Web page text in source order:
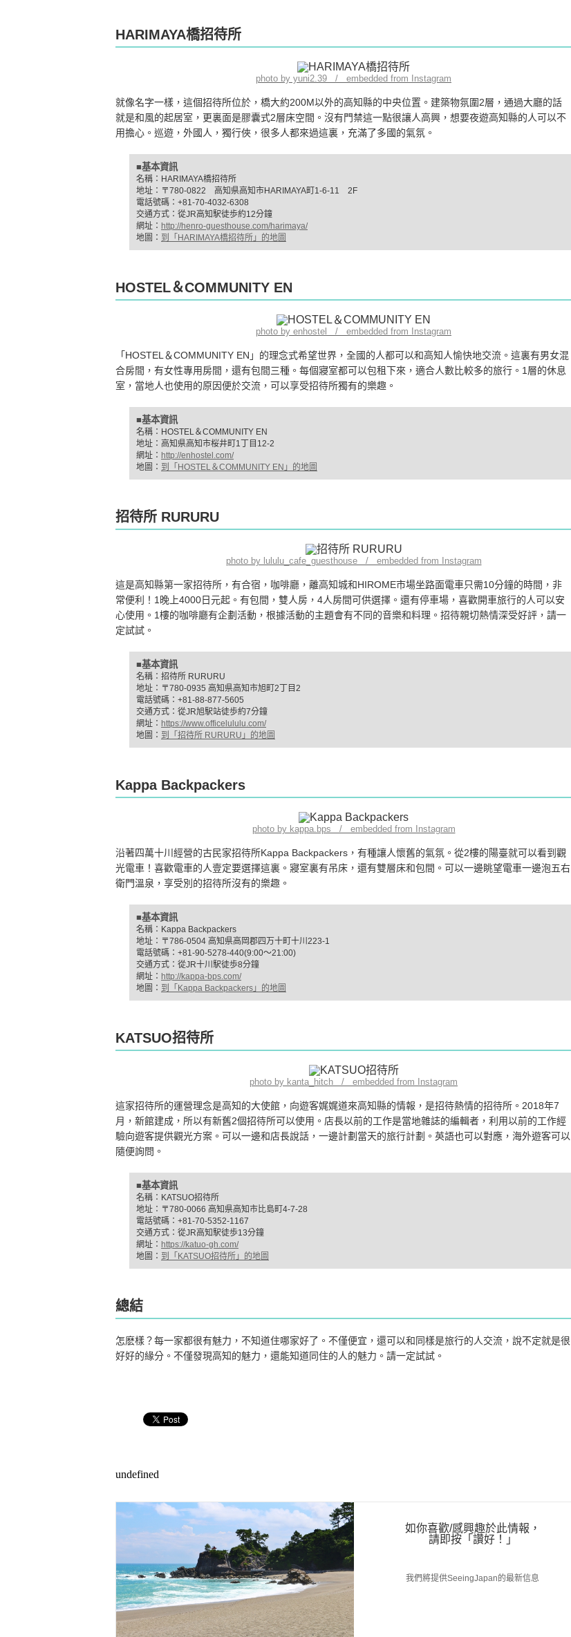
HARIMAYA橋招待所
photo by yuni2.39 / embedded from Instagram
就像名字一樣，這個招待所位於，橋大約200M以外的高知縣的中央位置。建築物氛圍2層，通過大廳的話
就是和風的起居室，更裏面是膠囊式2層床空間。沒有門禁這一點很讓人高興，想要夜遊高知縣的人可以不
用擔心。巡遊，外國人，獨行俠，很多人都來過這裏，充滿了多國的氣氛。
■基本資訊
名稱：HARIMAYA橋招待所
地址：〒780-0822 高知県高知市HARIMAYA町1-6-11 2F
電話號碼：+81-70-4032-6308
交通方式：從JR高知駅徒歩約12分鐘
網址： http://henro-guesthouse.com/harimaya/
地圖： 到「HARIMAYA橋招待所」的地圖
HOSTEL＆COMMUNITY EN
photo by enhostel / embedded from Instagram
「HOSTEL＆COMMUNITY EN」的理念式希望世界，全國的人都可以和高知人愉快地交流。這裏有男女混
合房間，有女性專用房間，還有包間三種。每個寢室都可以包租下來，適合人數比較多的旅行。1層的休息
室，當地人也使用的原因便於交流，可以享受招待所獨有的樂趣。
■基本資訊
名稱：HOSTEL＆COMMUNITY EN
地址：高知県高知市桜井町1丁目12-2
網址： http://enhostel.com/
地圖： 到「HOSTEL＆COMMUNITY EN」的地圖
招待所 RURURU
photo by lululu_cafe_guesthouse / embedded from Instagram
這是高知縣第一家招待所，有合宿，咖啡廳，離高知城和HIROME市場坐路面電車只需10分鐘的時間，非
常便利！1晚上4000日元起。有包間，雙人房，4人房間可供選擇。還有停車場，喜歡開車旅行的人可以安
心使用。1樓的咖啡廳有企劃活動，根據活動的主題會有不同的音樂和料理。招待親切熱情深受好評，請一
定試試。
■基本資訊
名稱：招待所 RURURU
地址：〒780-0935 高知県高知市旭町2丁目2
電話號碼：+81-88-877-5605
交通方式：從JR旭駅站徒歩約7分鐘
網址： https://www.officelululu.com/
地圖： 到「招待所 RURURU」的地圖
Kappa Backpackers
photo by kappa.bps / embedded from Instagram
沿著四萬十川經營的古民家招待所Kappa Backpackers，有種讓人懷舊的氣氛。從2樓的陽臺就可以看到觀
光電車！喜歡電車的人壹定要選擇這裏。寢室裏有吊床，還有雙層床和包間。可以一邊眺望電車一邊泡五右
衛門溫泉，享受別的招待所沒有的樂趣。
■基本資訊
名稱：Kappa Backpackers
地址：〒786-0504 高知県高岡郡四万十町十川223-1
電話號碼：+81-90-5278-440(9:00～21:00)
交通方式：從JR十川駅徒歩8分鐘
網址： http://kappa-bps.com/
地圖： 到「Kappa Backpackers」的地圖
KATSUO招待所
photo by kanta_hitch / embedded from Instagram
這家招待所的運營理念是高知的大使館，向遊客娓娓道來高知縣的情報，是招待熱情的招待所。2018年7
月，新館建成，所以有新舊2個招待所可以使用。店長以前的工作是當地雜誌的編輯者，利用以前的工作經
驗向遊客提供觀光方案。可以一邊和店長說話，一邊計劃當天的旅行計劃。英語也可以對應，海外遊客可以
隨便詢問。
■基本資訊
名稱：KATSUO招待所
地址：〒780-0066 高知県高知市比島町4-7-28
電話號碼：+81-70-5352-1167
交通方式：從JR高知駅徒歩13分鐘
網址： https://katuo-gh.com/
地圖： 到「KATSUO招待所」的地圖
總結
怎麽樣？每一家都很有魅力，不知道住哪家好了。不僅便宜，還可以和同樣是旅行的人交流，說不定就是很
好好的緣分。不僅發現高知的魅力，還能知道同住的人的魅力。請一定試試。
如你喜歡/感興趣於此情報，
請即按「讚好！」
我們將提供SeeingJapan的最新信息